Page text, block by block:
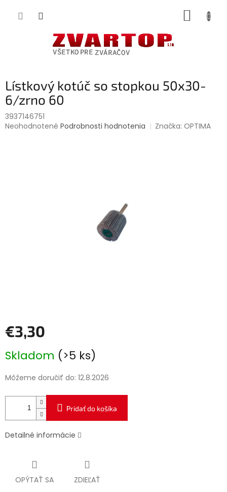
Lístkový kotúč so stopkou 50x30-
6/zrno 60
3937146751
Priemerné
Neohodnotené Podrobnosti hodnotenia Značka:OPTIMA
€3,30
cena:
Skladom (>5 ks)
Môžeme doručiť do: 12.8.2026
Pridať do košíka
Detailné informácie
OPÝTAŤ SA ZDIEĽAŤ